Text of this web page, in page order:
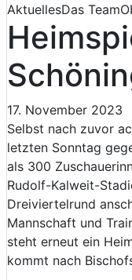
AktuellesDas Team
17. November 2023
Selbst nach zuvor
letzten Sonntag
als 300
Rudolf-Kalweit-
Dreiviertelrund
Mannschaft und
steht erneut ein
kommt nach